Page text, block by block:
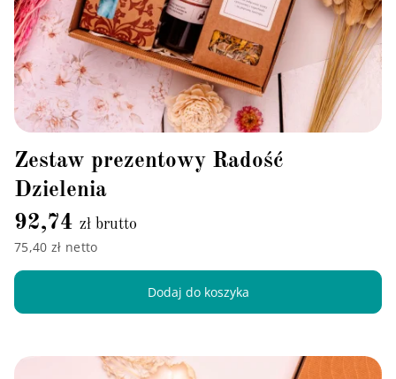
Zestaw prezentowy Radość
Dzielenia
92,74 zł brutto
75,40 zł netto
Dodaj do koszyka